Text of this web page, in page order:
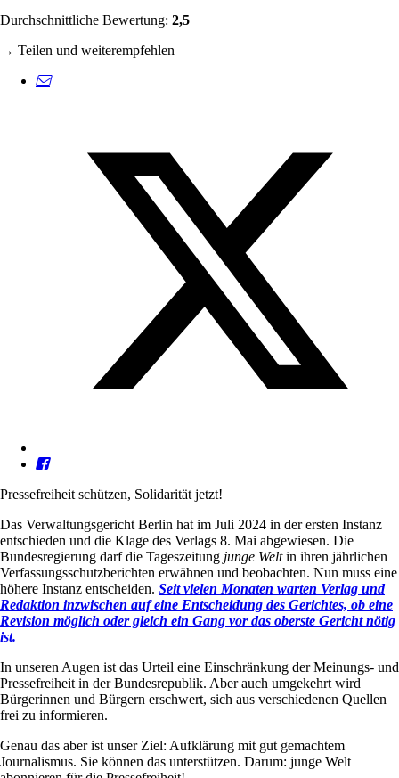
Durchschnittliche Bewertung: 2,5
→ Teilen und weiterempfehlen
Pressefreiheit schützen, Solidarität jetzt!
Das Verwaltungsgericht Berlin hat im Juli 2024 in der ersten Instanz
entschieden und die Klage des Verlags 8. Mai abgewiesen. Die
Bundesregierung darf die Tageszeitung junge Weltin ihren jährlichen
Verfassungsschutzberichten erwähnen und beobachten. Nun muss eine
höhere Instanz entscheiden. Seit vielen Monaten warten Verlag und
Redaktion inzwischen auf eine Entscheidung des Gerichtes, ob eine
Revision möglich oder gleich ein Gang vor das oberste Gericht nötig
ist.
In unseren Augen ist das Urteil eine Einschränkung der Meinungs- und
Pressefreiheit in der Bundesrepublik. Aber auch umgekehrt wird
Bürgerinnen und Bürgern erschwert, sich aus verschiedenen Quellen
frei zu informieren.
Genau das aber ist unser Ziel: Aufklärung mit gut gemachtem
Journalismus. Sie können das unterstützen. Darum: junge Welt